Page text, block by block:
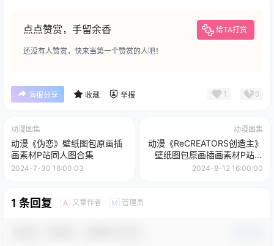
点点赞赏，手留余香 给TA打赏
还没有人赞赏，快来当第一个赞赏的人吧！
海报分享 收藏 举报 1 0
动漫图集
动漫《伪恋》壁纸图包原画插
画素材P站同人图合集
2024-7-30 16:00:03
动漫图集
动漫《ReCREATORS创造主》
壁纸图包原画插画素材P站同
人图合集
2024-8-12 16:00:00
1 条回复 A 文章作者 M 管理员